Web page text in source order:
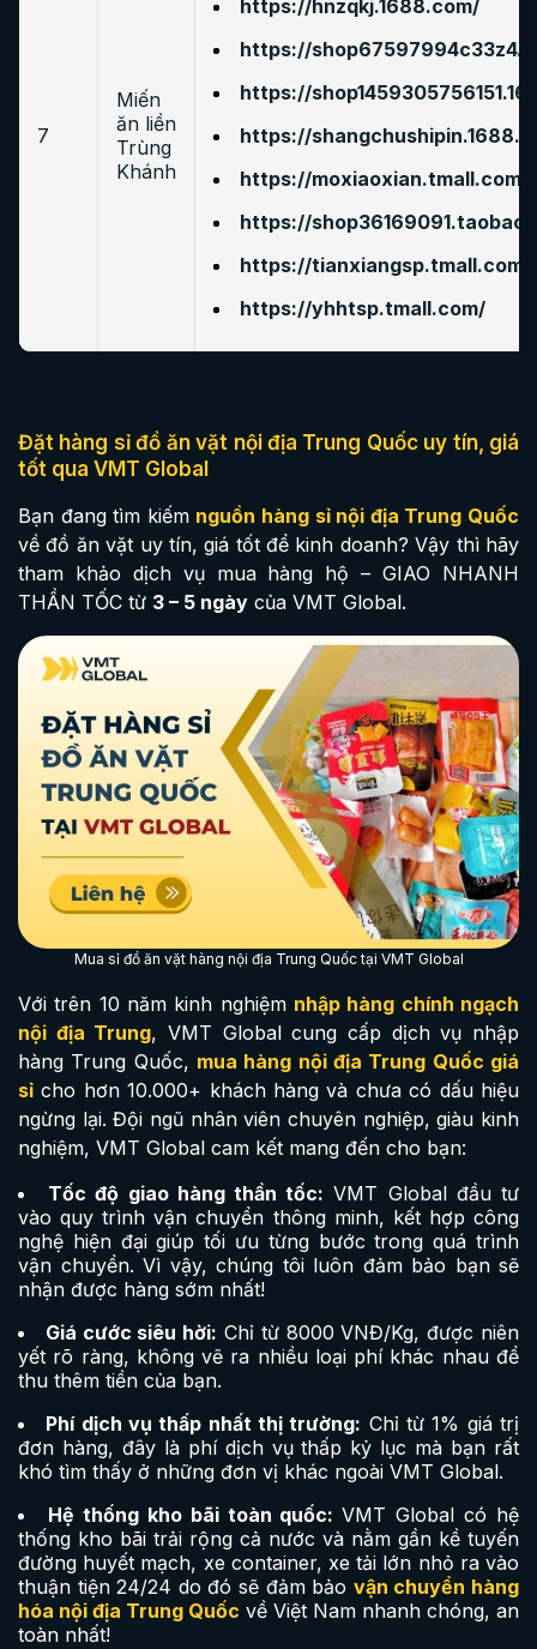
7
Miến
ăn liền
Trùng
Khánh
https://hnzqkj.1688.com/
https://
https://
https://
https://moxiaoxian.tmall.com/
https://
https://tianxiangsp.tmall.com/
https://yhhtsp.tmall.com/
Đặt hàng sỉ đồ ăn vặt nội địa Trung Quốc uy tín, giá
tốt qua VMT Global
Bạn đang tìm kiếm nguồn hàng sỉ nội địa Trung Quốc
về đồ ăn vặt uy tín, giá tốt để kinh doanh? Vậy thì hãy
tham khảo dịch vụ mua hàng hộ – GIAO NHANH
THẦN TỐC từ 3 – 5 ngày của VMT Global.
Mua sỉ đồ ăn vặt hàng nội địa Trung Quốc tại VMT Global
Với trên 10 năm kinh nghiệm nhập hàng chính ngạch
nội địa Trung, VMT Global cung cấp dịch vụ nhập
hàng Trung Quốc, mua hàng nội địa Trung Quốc giá
sỉ cho hơn 10.000+ khách hàng và chưa có dấu hiệu
ngừng lại. Đội ngũ nhân viên chuyên nghiệp, giàu kinh
nghiệm, VMT Global cam kết mang đến cho bạn:
Tốc độ giao hàng thần tốc: VMT Global đầu tư
vào quy trình vận chuyển thông minh, kết hợp công
nghệ hiện đại giúp tối ưu từng bước trong quá trình
vận chuyển. Vì vậy, chúng tôi luôn đảm bảo bạn sẽ
nhận được hàng sớm nhất!
Giá cước siêu hời: Chỉ từ 8000 VNĐ/Kg, được niên
yết rõ ràng, không vẽ ra nhiều loại phí khác nhau để
thu thêm tiền của bạn.
Phí dịch vụ thấp nhất thị trường: Chỉ từ 1% giá trị
đơn hàng, đây là phí dịch vụ thấp kỷ lục mà bạn rất
khó tìm thấy ở những đơn vị khác ngoài VMT Global.
Hệ thống kho bãi toàn quốc:VMT Global có hệ
thống kho bãi trải rộng cả nước và nằm gần kề tuyến
đường huyết mạch, xe container, xe tải lớn nhỏ ra vào
thuận tiện 24/24 do đó sẽ đảm bảo vận chuyển hàng
hóa nội địa Trung Quốc về Việt Nam nhanh chóng, an
toàn nhất!